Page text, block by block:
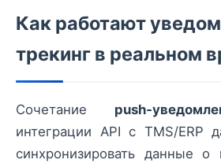
Как работают
трекинг в реальном
Сочетание
интеграции API с TMS/ERP
синхронизировать данные о